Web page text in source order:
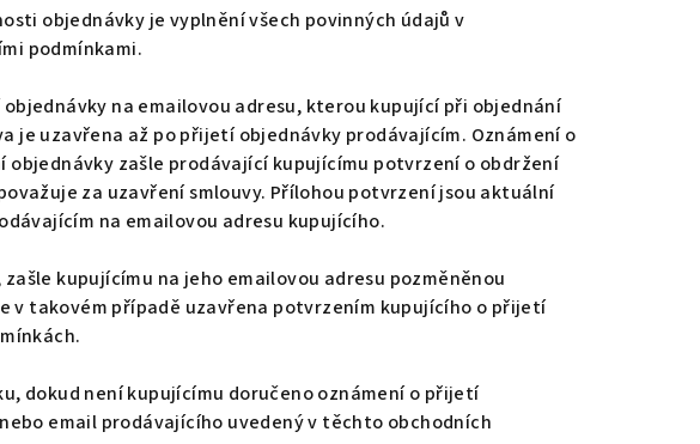
objednávky je vyplnění všech povinných údajů v
podmínkami.
na emailovou adresu, kterou kupující při objednání
je uzavřena až po přijetí objednávky prodávajícím. Oznámení o
zašle prodávající kupujícímu potvrzení o obdržení
za uzavření smlouvy. Přílohou potvrzení jsou aktuální
na emailovou adresu kupujícího.
kupujícímu na jeho emailovou adresu pozměněnou
v takovém případě uzavřena potvrzením kupujícího o přijetí
dokud není kupujícímu doručeno oznámení o přijetí
email prodávajícího uvedený v těchto obchodních